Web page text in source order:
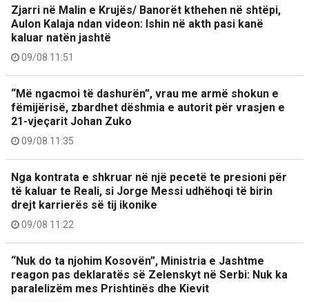
Zjarri në Malin e Krujës/ Banorët kthehen në shtëpi,
Aulon Kalaja ndan videon: Ishin në akth pasi kanë
kaluar natën jashtë
09/08 11:51
“Më ngacmoi të dashurën”, vrau me armë shokun e
fëmijërisë, zbardhet dëshmia e autorit për vrasjen e
21-vjeçarit Johan Zuko
09/08 11:35
Nga kontrata e shkruar në një pecetë te presioni për
të kaluar te Reali, si Jorge Messi udhëhoqi të birin
drejt karrierës së tij ikonike
09/08 11:22
“Nuk do ta njohim Kosovën”, Ministria e Jashtme
reagon pas deklaratës së Zelenskyt në Serbi: Nuk ka
paralelizëm mes Prishtinës dhe Kievit